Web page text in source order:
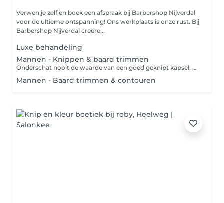
Verwen je zelf en boek een afspraak bij Barbershop Nijverdal
voor de ultieme ontspanning! Ons werkplaats is onze rust. Bij
Barbershop Nijverdal creëre...
Luxe behandeling
Mannen - Knippen & baard trimmen
Onderschat nooit de waarde van een goed geknipt kapsel. Of je nu kort, lang, stijl of krullend haar hebt, de specialist helpt je bij het creëren van het kapsel die het beste bij jou past. Zo wordt er door middel van verschillende technieken waaronder knippen, tondeuse en contouren de perfecte coupe aangemeten. Combineer een knipbeurt met het bijwerken van je baard en je look is weer compleet!
Mannen - Baard trimmen & contouren